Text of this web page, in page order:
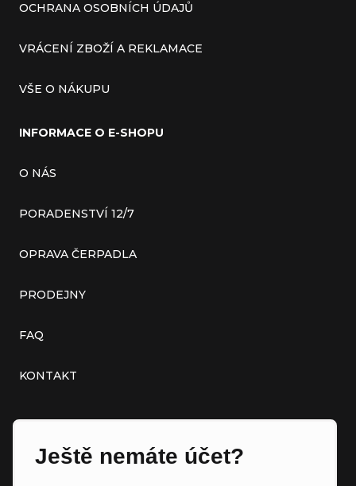
OCHRANA OSOBNÍCH ÚDAJŮ
VRÁCENÍ ZBOŽÍ A REKLAMACE
VŠE O NÁKUPU
INFORMACE O E-SHOPU
O NÁS
PORADENSTVÍ 12/7
OPRAVA ČERPADLA
PRODEJNY
FAQ
KONTAKT
Ještě nemáte účet?